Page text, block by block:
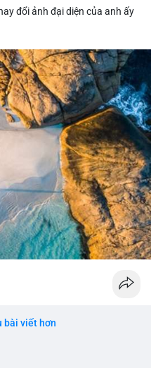
dịch tập trung, khả năng
tạo áp lực giảm ngắn hạn.
cung lưu thông. Việc
vì chia nhỏ cũng phản ánh
gây tâm lý thận trọng cho
hiện hữu.
Theo dõi sát điểm đến của
Nếu BTC vào ví sàn, cần
vào ví lạnh, có thể yên
nên hành động vội vàng
quan sát thêm dòng tiền
#mempoolbtc
đổi ảnh đại diện của anh ấy
bài viết hơn